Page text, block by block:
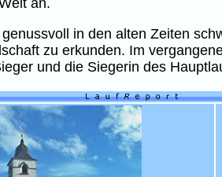
an.
in den alten Zeiten
zu erkunden. Im
und die Siegerin des